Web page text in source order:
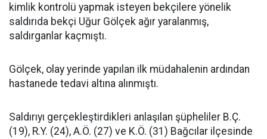
kimlik kontrolü yapmak isteyen bekçilere yönelik
saldırıda bekçi Uğur Gölçek ağır yaralanmış,
saldırganlar kaçmıştı.
Gölçek, olay yerinde yapılan ilk müdahalenin ardından
hastanede tedavi altına alınmıştı.
Saldırıyı gerçekleştirdikleri anlaşılan şüpheliler B.Ç.
(19), R.Y. (24), A.Ö. (27) ve K.Ö. (31) Bağcılar ilçesinde